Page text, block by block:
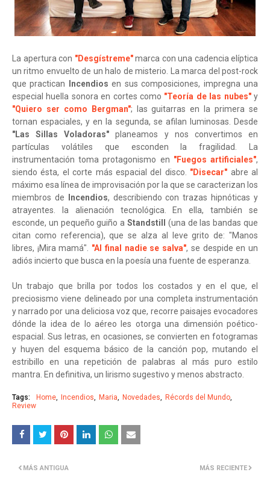
La apertura con "Desgístreme"marca con una cadencia elíptica
un ritmo envuelto de un halo de misterio. La marca del post-rock
que practican
Incendiosen sus composiciones, impregna una
especial huella sonora en cortes como "Teoría de las nubes"y
"Quiero ser como Bergman"; las guitarras en la primera se
tornan espaciales, y en la segunda, se afilan luminosas. Desde
"Las Sillas Voladoras" planeamos y nos convertimos en
partículas volátiles que esconden la fragilidad. La
instrumentación toma protagonismo en "Fuegos artificiales",
siendo ésta, el corte más espacial del disco. "Disecar" abre al
máximo esa línea de improvisación por la que se caracterizan los
miembros de
Incendios, describiendo con trazas hipnóticas y
atrayentes. la alienación tecnológica. En ella, también se
esconde, un pequeño guiño a Standstill (una de las bandas que
citan como referencia), que se alza al leve grito de: "Manos
libres, ¡Mira mamá". "Al final nadie se salva", se despide en un
adiós incierto que busca en la poesía una fuente de esperanza.
Un trabajo que brilla por todos los costados y en el que, el
preciosismo viene delineado por una completa instrumentación
y narrado por una deliciosa voz que, recorre paisajes evocadores
dónde la idea de lo aéreo les otorga una dimensión poético-
espacial. Sus letras, en ocasiones, se convierten en fotogramas
y huyen del esquema básico de la canción pop, mutando el
estribillo en una repetición de palabras al más puro estilo
mantra. En definitiva, un lirismo sugestivo y menos abstracto.
Tags: Home Incendios Maria Novedades
Récords del Mundo
Review
MÁS RECIENTE
MÁS ANTIGUA